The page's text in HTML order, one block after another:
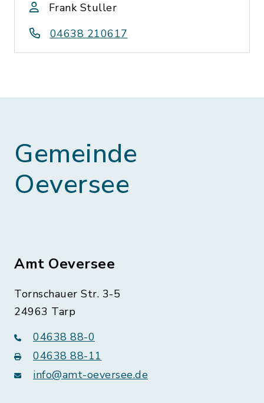
Frank Stuller
04638 210617
Gemeinde
Oeversee
Amt Oeversee
Tornschauer Str. 3-5
24963 Tarp
04638 88-0
04638 88-11
info@amt-oeversee.de